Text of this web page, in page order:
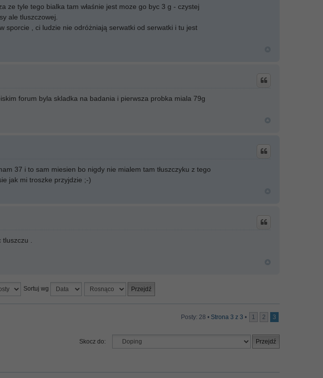
ze tyle tego bialka tam właśnie jest moze go byc 3 g - czystej
ale tluszczowej.
sporcie , ci ludzie nie odróżniają serwatki od serwatki i tu jest
forum byla skladka na badania i pierwsza probka miala 79g
37 i to sam miesien bo nigdy nie mialem tam tłuszczyku z tego
jak mi troszke przyjdzie ;-)
.
Sortuj wg
Posty: 28 • Strona 3 z 3 • 1 2 3
Skocz do: